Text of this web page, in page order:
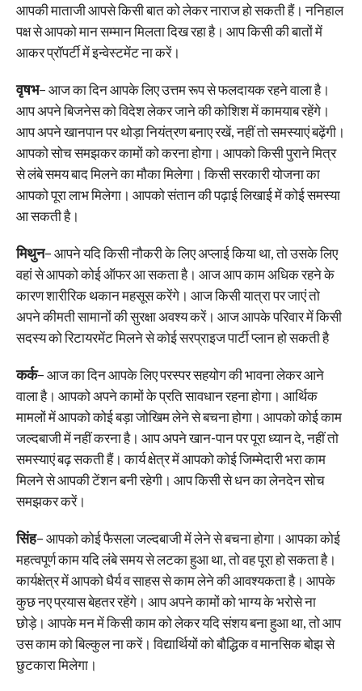
आपकी माताजी आपसे किसी बात को लेकर नाराज हो सकती हैं। ननिहाल
पक्ष से आपको मान सम्मान मिलता दिख रहा है। आप किसी की बातों में
आकर प्रॉपर्टी में इन्वेस्टमेंट ना करें।
वृषभ– आज का दिन आपके लिए उत्तम रूप से फलदायक रहने वाला है।
आप अपने बिजनेस को विदेश लेकर जाने की कोशिश में कामयाब रहेंगे।
आप अपने खानपान पर थोड़ा नियंत्रण बनाए रखें, नहीं तो समस्याएं बढ़ेंगी।
आपको सोच समझकर कामों को करना होगा। आपको किसी पुराने मित्र
से लंबे समय बाद मिलने का मौका मिलेगा। किसी सरकारी योजना का
आपको पूरा लाभ मिलेगा। आपको संतान की पढ़ाई लिखाई में कोई समस्या
आ सकती है।
मिथुन– आपने यदि किसी नौकरी के लिए अप्लाई किया था, तो उसके लिए
वहां से आपको कोई ऑफर आ सकता है। आज आप काम अधिक रहने के
कारण शारीरिक थकान महसूस करेंगे। आज किसी यात्रा पर जाएं तो
अपने कीमती सामानों की सुरक्षा अवश्य करें। आज आपके परिवार में किसी
सदस्य को रिटायरमेंट मिलने से कोई सरप्राइज पार्टी प्लान हो सकती है
कर्क– आज का दिन आपके लिए परस्पर सहयोग की भावना लेकर आने
वाला है। आपको अपने कामों के प्रति सावधान रहना होगा। आर्थिक
मामलों में आपको कोई बड़ा जोखिम लेने से बचना होगा। आपको कोई काम
जल्दबाजी में नहीं करना है। आप अपने खान-पान पर पूरा ध्यान दे, नहीं तो
समस्याएं बढ़ सकती हैं। कार्य क्षेत्र में आपको कोई जिम्मेदारी भरा काम
मिलने से आपकी टेंशन बनी रहेगी। आप किसी से धन का लेनदेन सोच
समझकर करें।
सिंह– आपको कोई फैसला जल्दबाजी में लेने से बचना होगा। आपका कोई
महत्वपूर्ण काम यदि लंबे समय से लटका हुआ था, तो वह पूरा हो सकता है।
कार्यक्षेत्र में आपको धैर्य व साहस से काम लेने की आवश्यकता है। आपके
कुछ नए प्रयास बेहतर रहेंगे। आप अपने कामों को भाग्य के भरोसे ना
छोड़े। आपके मन में किसी काम को लेकर यदि संशय बना हुआ था, तो आप
उस काम को बिल्कुल ना करें। विद्यार्थियों को बौद्धिक व मानसिक बोझ से
छुटकारा मिलेगा।